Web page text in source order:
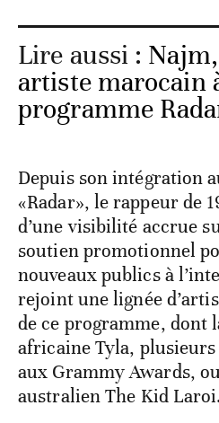
Lire aussi :
artiste marocain
programme
Depuis son intégration
«Radar», le rappeur de
d’une visibilité accrue
soutien promotionnel
nouveaux publics à
rejoint une lignée
de ce programme, dont
africaine Tyla,
aux Grammy Awards,
australien The Kid